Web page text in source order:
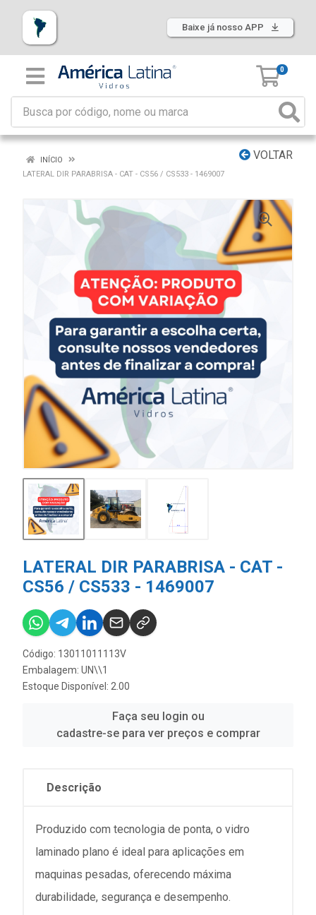
Baixe já nosso APP
0
VOLTAR
INÍCIO
LATERAL DIR PARABRISA - CAT - CS56 / CS533 - 1469007
LATERAL DIR PARABRISA - CAT -
CS56 / CS533 - 1469007
Código: 13011011113V
Embalagem: UN\\1
Estoque Disponível: 2.00
Faça seu login ou
cadastre-se para ver preços e comprar
Descrição
Produzido com tecnologia de ponta, o vidro
laminado plano é ideal para aplicações em
maquinas pesadas, oferecendo máxima
durabilidade, segurança e desempenho.